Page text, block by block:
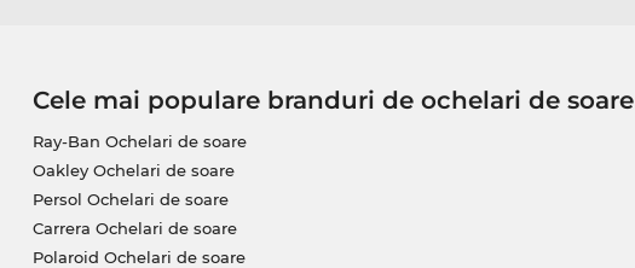
Cele mai populare branduri de ochelari de soare
Ray-Ban Ochelari de soare
Oakley Ochelari de soare
Persol Ochelari de soare
Carrera Ochelari de soare
Polaroid Ochelari de soare